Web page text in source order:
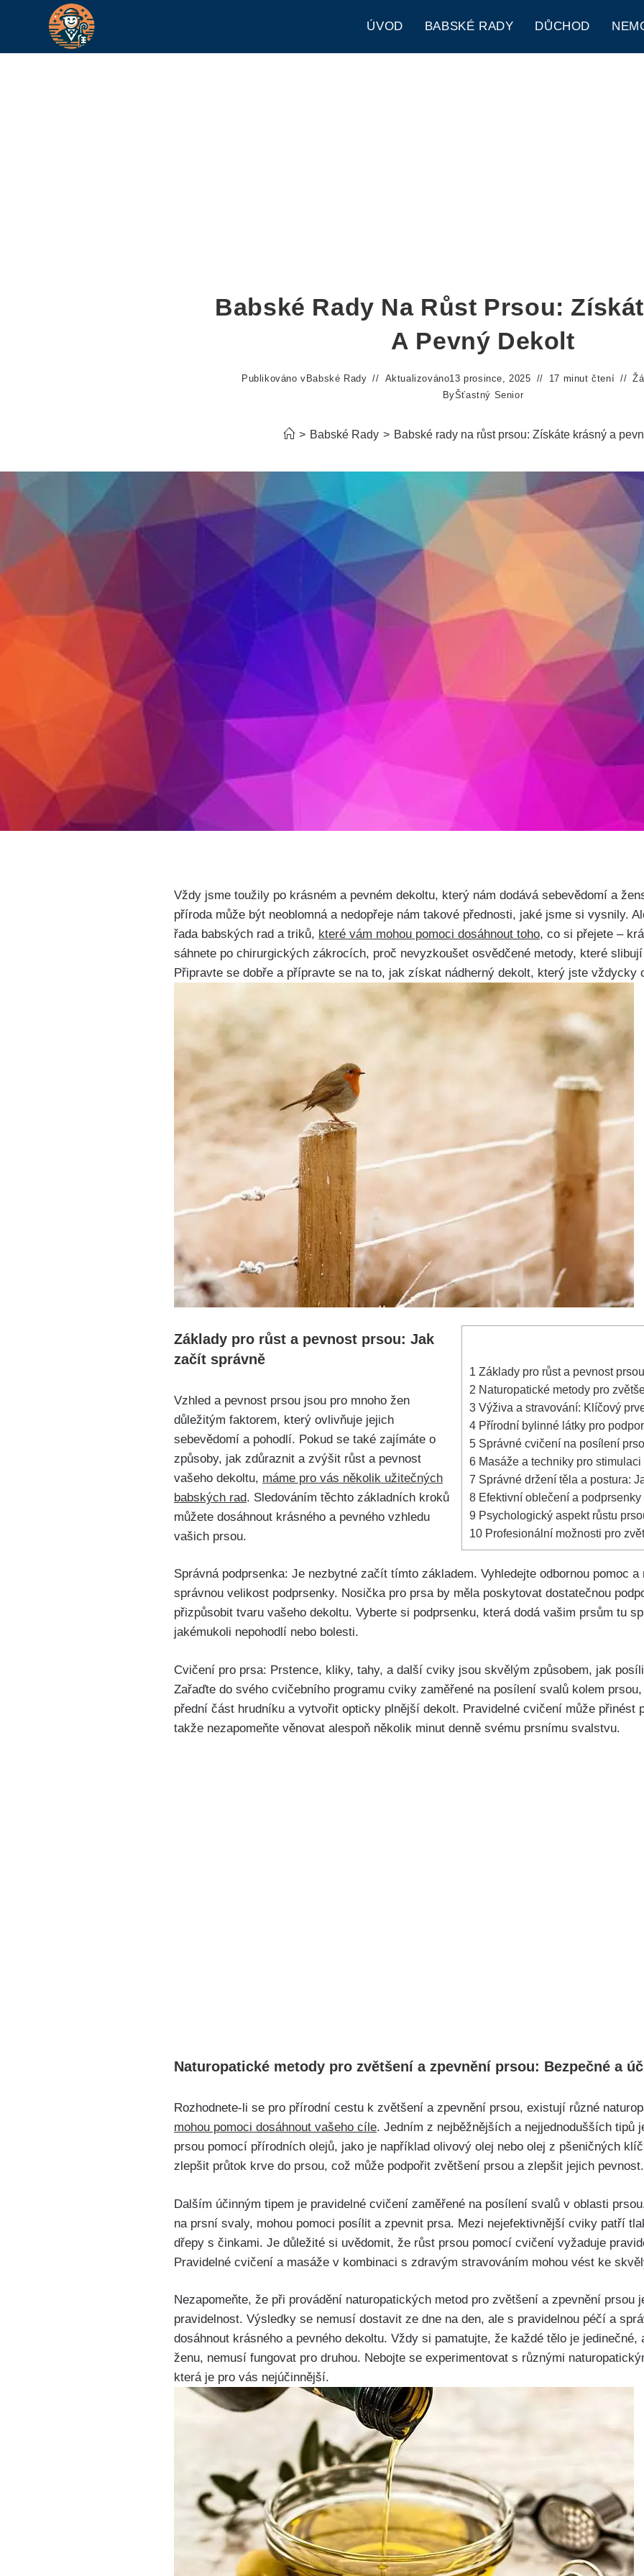
ÚVOD BABSKÉ RADY DŮCHOD
Babské Rady Na Růst Prsou:
A Pevný Dekolt
Publikováno v Babské Rady Aktualizováno13 prosince, 2025 17 minut čtení
ByŠťastný Senior
> Babské Rady > Babské rady na růst prsou: Získáte krásný a
Vždy jsme toužily po​ krásném a pevném dekoltu, který nám⁢ dodává sebevědomí a
příroda může být neoblomná a nedopřeje nám takové přednosti, jaké jsme ​si ‌vysnily.
řada babských rad a triků, které vám‍ mohou ‌pomoci‌ dosáhnout toho, co si přejete –
sáhnete‌ po ⁣chirurgických zákrocích, proč nevyzkoušet osvědčené metody, které
Připravte se⁤ dobře​ a přípravte se na to, jak získat nádherný dekolt, který jste vždycky
1 Základy pro růst a pevnost
2 Naturopatické metody pro
3 Výživa a stravování: ⁢Klíčový⁣
4 Přírodní bylinné látky pro
5 Správné cvičení na posílení
6 Masáže a techniky pro
7 Správné držení těla a postura:
8 Efektivní oblečení a
9 Psychologický aspekt růstu
10 Profesionální⁢ možnosti pro
Základy pro růst a pevnost prsou: Jak
začít správně
Vzhled a pevnost prsou jsou pro mnoho žen
důležitým⁢ faktorem, který⁤ ovlivňuje jejich
sebevědomí a pohodlí. Pokud se také zajímáte o
způsoby, jak zdůraznit a zvýšit růst a pevnost
⁣vašeho dekoltu, máme pro vás několik užitečných
babských rad. Sledováním‍ těchto základních kroků
můžete dosáhnout krásného a pevného ⁤vzhledu
vašich prsou.
Správná podprsenka: Je ⁢nezbytné začít tímto základem.‌ Vyhledejte odbornou pomoc
správnou⁤ velikost podprsenky. Nosička pro prsa by měla‌ poskytovat ​dostatečnou
přizpůsobit tvaru ⁢vašeho dekoltu. Vyberte si podprsenku, která dodá vašim prsům ‌tu
jakémukoli ‍nepohodlí ​nebo bolesti.
Cvičení pro prsa: Prstence, kliky, tahy, a ⁤další ⁢cviky jsou skvělým způsobem, jak
Zařaďte do svého cvičebního programu⁤ cviky zaměřené‍ na posílení svalů kolem
přední část hrudníku a vytvořit opticky plnější dekolt. ⁣Pravidelné ⁣cvičení může přinést
takže⁣ nezapomeňte věnovat alespoň několik minut⁤ denně svému prsnímu svalstvu.
Naturopatické metody pro zvětšení a zpevnění prsou: Bezpečné a
Rozhodnete-li se pro přírodní ⁤cestu k zvětšení a⁢ zpevnění prsou, existují různé
mohou pomoci dosáhnout ‍vašeho⁣ cíle. Jedním z‌ nejběžnějších a nejjednodušších tipů
prsou pomocí přírodních olejů, jako je například olivový olej ‌nebo olej z ⁢pšeničných
zlepšit průtok krve do prsou, což může podpořit zvětšení prsou ​a zlepšit jejich pevnost.
Dalším účinným tipem je pravidelné cvičení zaměřené na posílení ‌svalů v oblasti
na prsní svaly, mohou‍ pomoci posílit a zpevnit prsa. Mezi nejefektivnější cviky patří
dřepy s činkami.‌ Je důležité si uvědomit, že růst prsou pomocí ⁤cvičení vyžaduje
Pravidelné cvičení ⁢a masáže v kombinaci s zdravým stravováním ⁢mohou vést ke
Nezapomeňte, že při⁢ provádění naturopatických metod pro zvětšení a⁣ zpevnění prsou
pravidelnost. Výsledky ‌se nemusí dostavit ze dne​ na den, ​ale s pravidelnou‍ péčí a​
‍dosáhnout krásného a pevného dekoltu. Vždy⁣ si pamatujte, že každé tělo je jedinečné,‍
ženu,⁢ nemusí fungovat pro druhou. Nebojte se ​experimentovat s různými‍
která je pro vás nejúčinnější.